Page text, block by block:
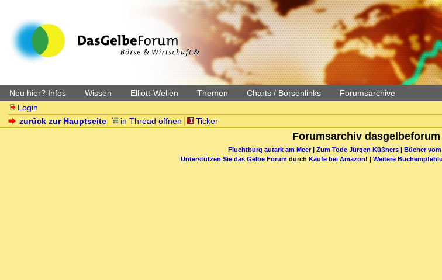
Neu hier? Infos Wissen Elliott-Wellen Themen Charts / Börsenlinks Forumsarchive
Login
zurück zur Hauptseite
in Thread öffnen Ticker
Forumsarchiv dasgelbeforum
Fluchtburg autark am Meer| Zum Tode Jürgen Küßners| Bücher
Unterstützen Sie das Gelbe Forum durch Käufe bei Amazon! | Weitere